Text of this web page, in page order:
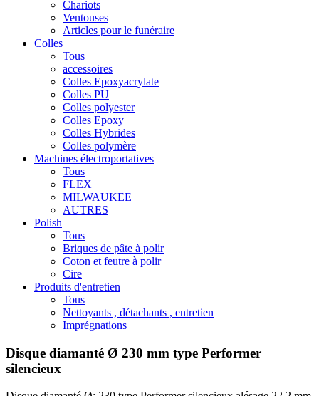
Chariots
Ventouses
Articles pour le funéraire
Colles
Tous
accessoires
Colles Epoxyacrylate
Colles PU
Colles polyester
Colles Epoxy
Colles Hybrides
Colles polymère
Machines électroportatives
Tous
FLEX
MILWAUKEE
AUTRES
Polish
Tous
Briques de pâte à polir
Coton et feutre à polir
Cire
Produits d'entretien
Tous
Nettoyants , détachants , entretien
Imprégnations
Disque diamanté Ø 230 mm type Performer
silencieux